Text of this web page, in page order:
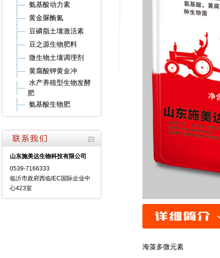
氨基酸动力素
黄金脲酶氮
豆磷脂土壤激活素
豆之源生物肥料
微生物土壤调理剂
黄腐酸钾黄金冲
水产养殖型生物发酵
肥
氨基酸生物肥
山东施美达生物科技有限公司
0539-7166333
临沂市政府西临IEC国际企业中
心423室
海藻多微元素